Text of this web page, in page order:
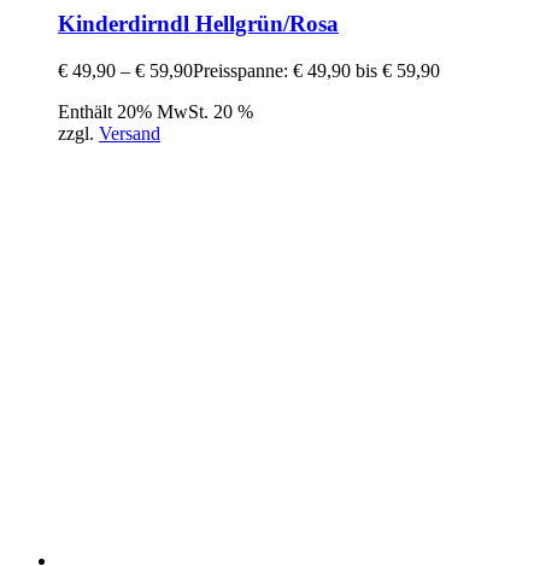
Kinderdirndl Hellgrün/Rosa
€ 49,90 – € 59,90Preisspanne: € 49,90 bis € 59,90
Enthält 20% MwSt. 20 %
zzgl. Versand